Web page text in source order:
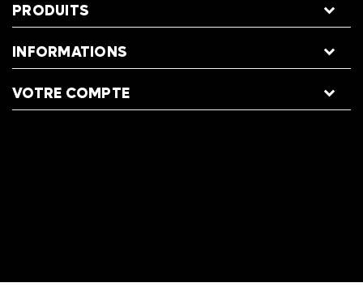
PRODUITS
INFORMATIONS
VOTRE COMPTE